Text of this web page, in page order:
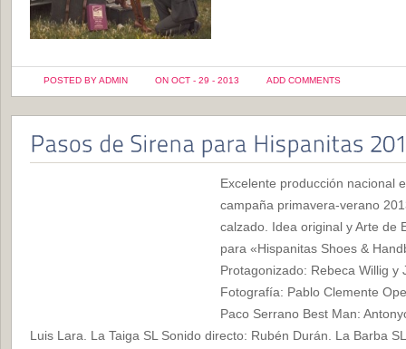
POSTED BY ADMIN ON OCT - 29 - 2013 ADD COMMENTS
Excelente producción nacional
campaña primavera-verano
calzado. Idea original y Arte de
para «Hispanitas Shoes &
Protagonizado: Rebeca Willig y
Fotografía: Pablo Clemente
Paco Serrano Best Man:
Luis Lara. La Taiga SL Sonido directo: Rubén Durán. La Barba